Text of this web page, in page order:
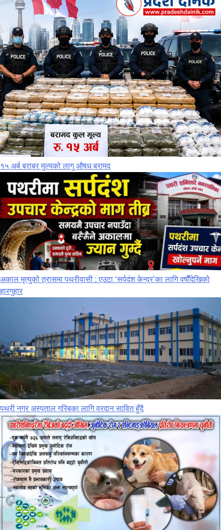
१५ अर्ब बराबर मुल्यको लागु औषध बरामद
अकाल मृत्युको त्रासमा पथरीवासी : एउटा ‘सर्पदंश केन्द्र’का लागि वर्षौंदेखिको
हारगुहार
पथरी नगर अस्पताल गरिबका लागि वरदान सावित हुँदै